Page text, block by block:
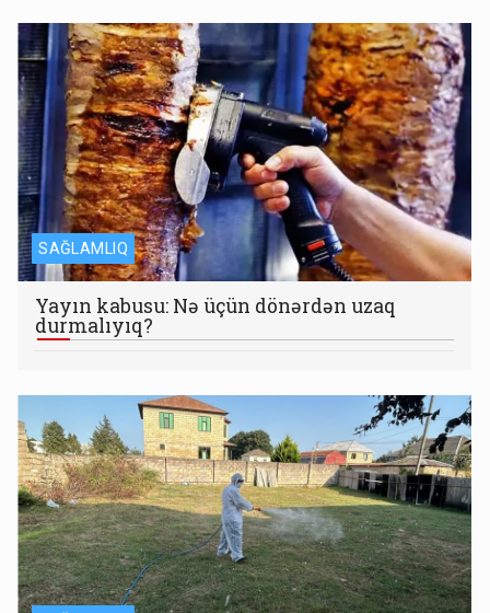
SAĞLAMLIQ
Yayın kabusu: Nə üçün dönərdən uzaq
durmalıyıq?